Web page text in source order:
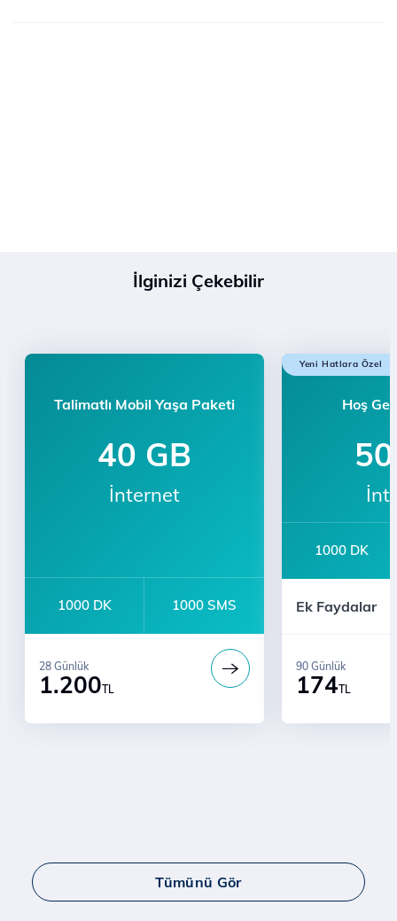
İlginizi Çekebilir
Talimatlı Mobil Yaşa Paketi
40 GB
İnternet
1000 DK 1000 SMS
1.200TL
28 Günlük
Yeni Hatlara Özel
Hoş
1000 DK
Ek Faydalar
Sınırsız YaaY
174TL
90 Günlük
Tümünü Gör